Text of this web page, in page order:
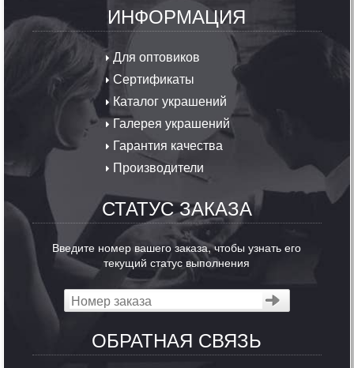
ИНФОРМАЦИЯ
Для оптовиков
Сертификаты
Каталог украшений
Галерея украшений
Гарантия качества
Производители
СТАТУС ЗАКАЗА
Введите номер вашего заказа, чтобы узнать его
текущий статус выполнения
ОБРАТНАЯ СВЯЗЬ